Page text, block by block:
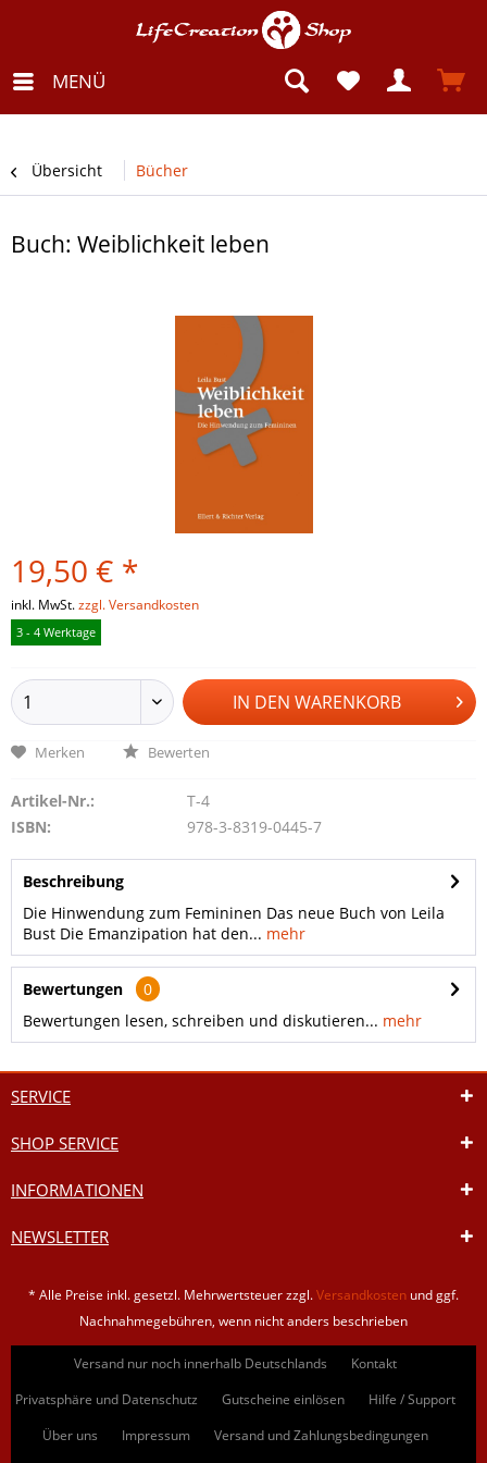
MENÜ
Übersicht Bücher
Buch: Weiblichkeit leben
19,50 € *
inkl. MwSt.zzgl. Versandkosten
3 - 4 Werktage
IN DEN WARENKORB
Merken Bewerten
Artikel-Nr.:
T-4
ISBN:
978-3-8319-0445-7
Beschreibung
Die Hinwendung zum Femininen Das neue Buch von Leila
Bust Die Emanzipation hat den... mehr
Bewertungen
0
Bewertungen lesen, schreiben und diskutieren... mehr
SERVICE
SHOP SERVICE
INFORMATIONEN
NEWSLETTER
* Alle Preise inkl. gesetzl. Mehrwertsteuer zzgl.Versandkosten und ggf.
Nachnahmegebühren, wenn nicht anders beschrieben
Versand nur noch innerhalb Deutschlands
Kontakt
Privatsphäre und Datenschutz
Gutscheine einlösen
Hilfe / Support
Über uns
Impressum
Versand und Zahlungsbedingungen